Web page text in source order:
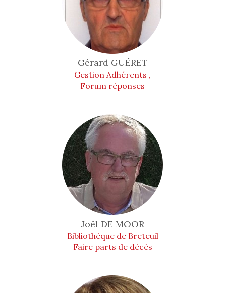
Gérard GUÉRET
Gestion Adhérents ,
Forum réponses
Joël DE MOOR
Bibliothéque de Breteuil
Faire parts de décès